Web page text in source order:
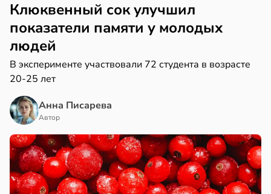
Клюквенный сок улучшил
показатели памяти у молодых
людей
В эксперименте участвовали 72 студента в возрасте
20-25 лет
Анна Писарева
Автор